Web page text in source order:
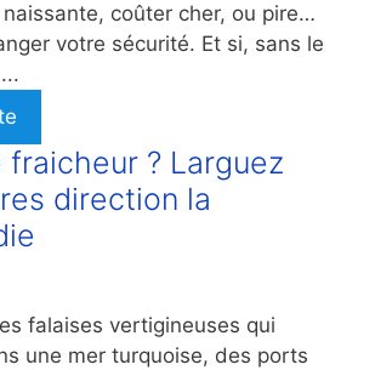
coûter cher, ou pire…
votre sécurité. Et si, sans le
fraicheur ? Larguez
direction la
falaises vertigineuses qui
une mer turquoise, des ports